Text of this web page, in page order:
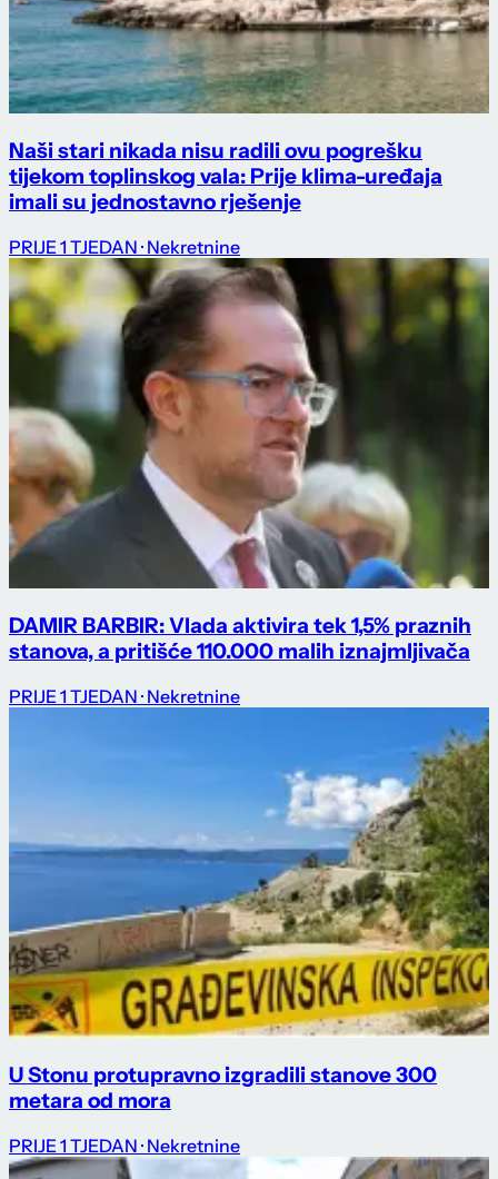
Naši stari nikada nisu radili ovu pogrešku
tijekom toplinskog vala: Prije klima-uređaja
imali su jednostavno rješenje
PRIJE 1 TJEDAN · Nekretnine
DAMIR BARBIR: Vlada aktivira tek 1,5% praznih
stanova, a pritišće 110.000 malih iznajmljivača
PRIJE 1 TJEDAN · Nekretnine
U Stonu protupravno izgradili stanove 300
metara od mora
PRIJE 1 TJEDAN · Nekretnine